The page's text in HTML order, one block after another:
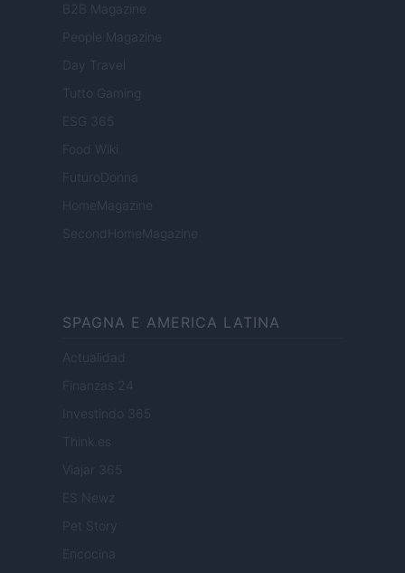
B2B Magazine
People Magazine
Day Travel
Tutto Gaming
ESG 365
Food Wiki
FuturoDonna
HomeMagazine
SecondHomeMagazine
SPAGNA E AMERICA LATINA
Actualidad
Finanzas 24
Investindo 365
Think.es
Viajar 365
ES Newz
Encocina